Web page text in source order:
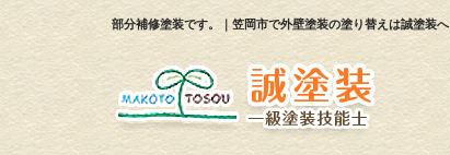
部分補修塗装です。｜笠岡市で外壁塗装の塗り替えは誠塗装へ